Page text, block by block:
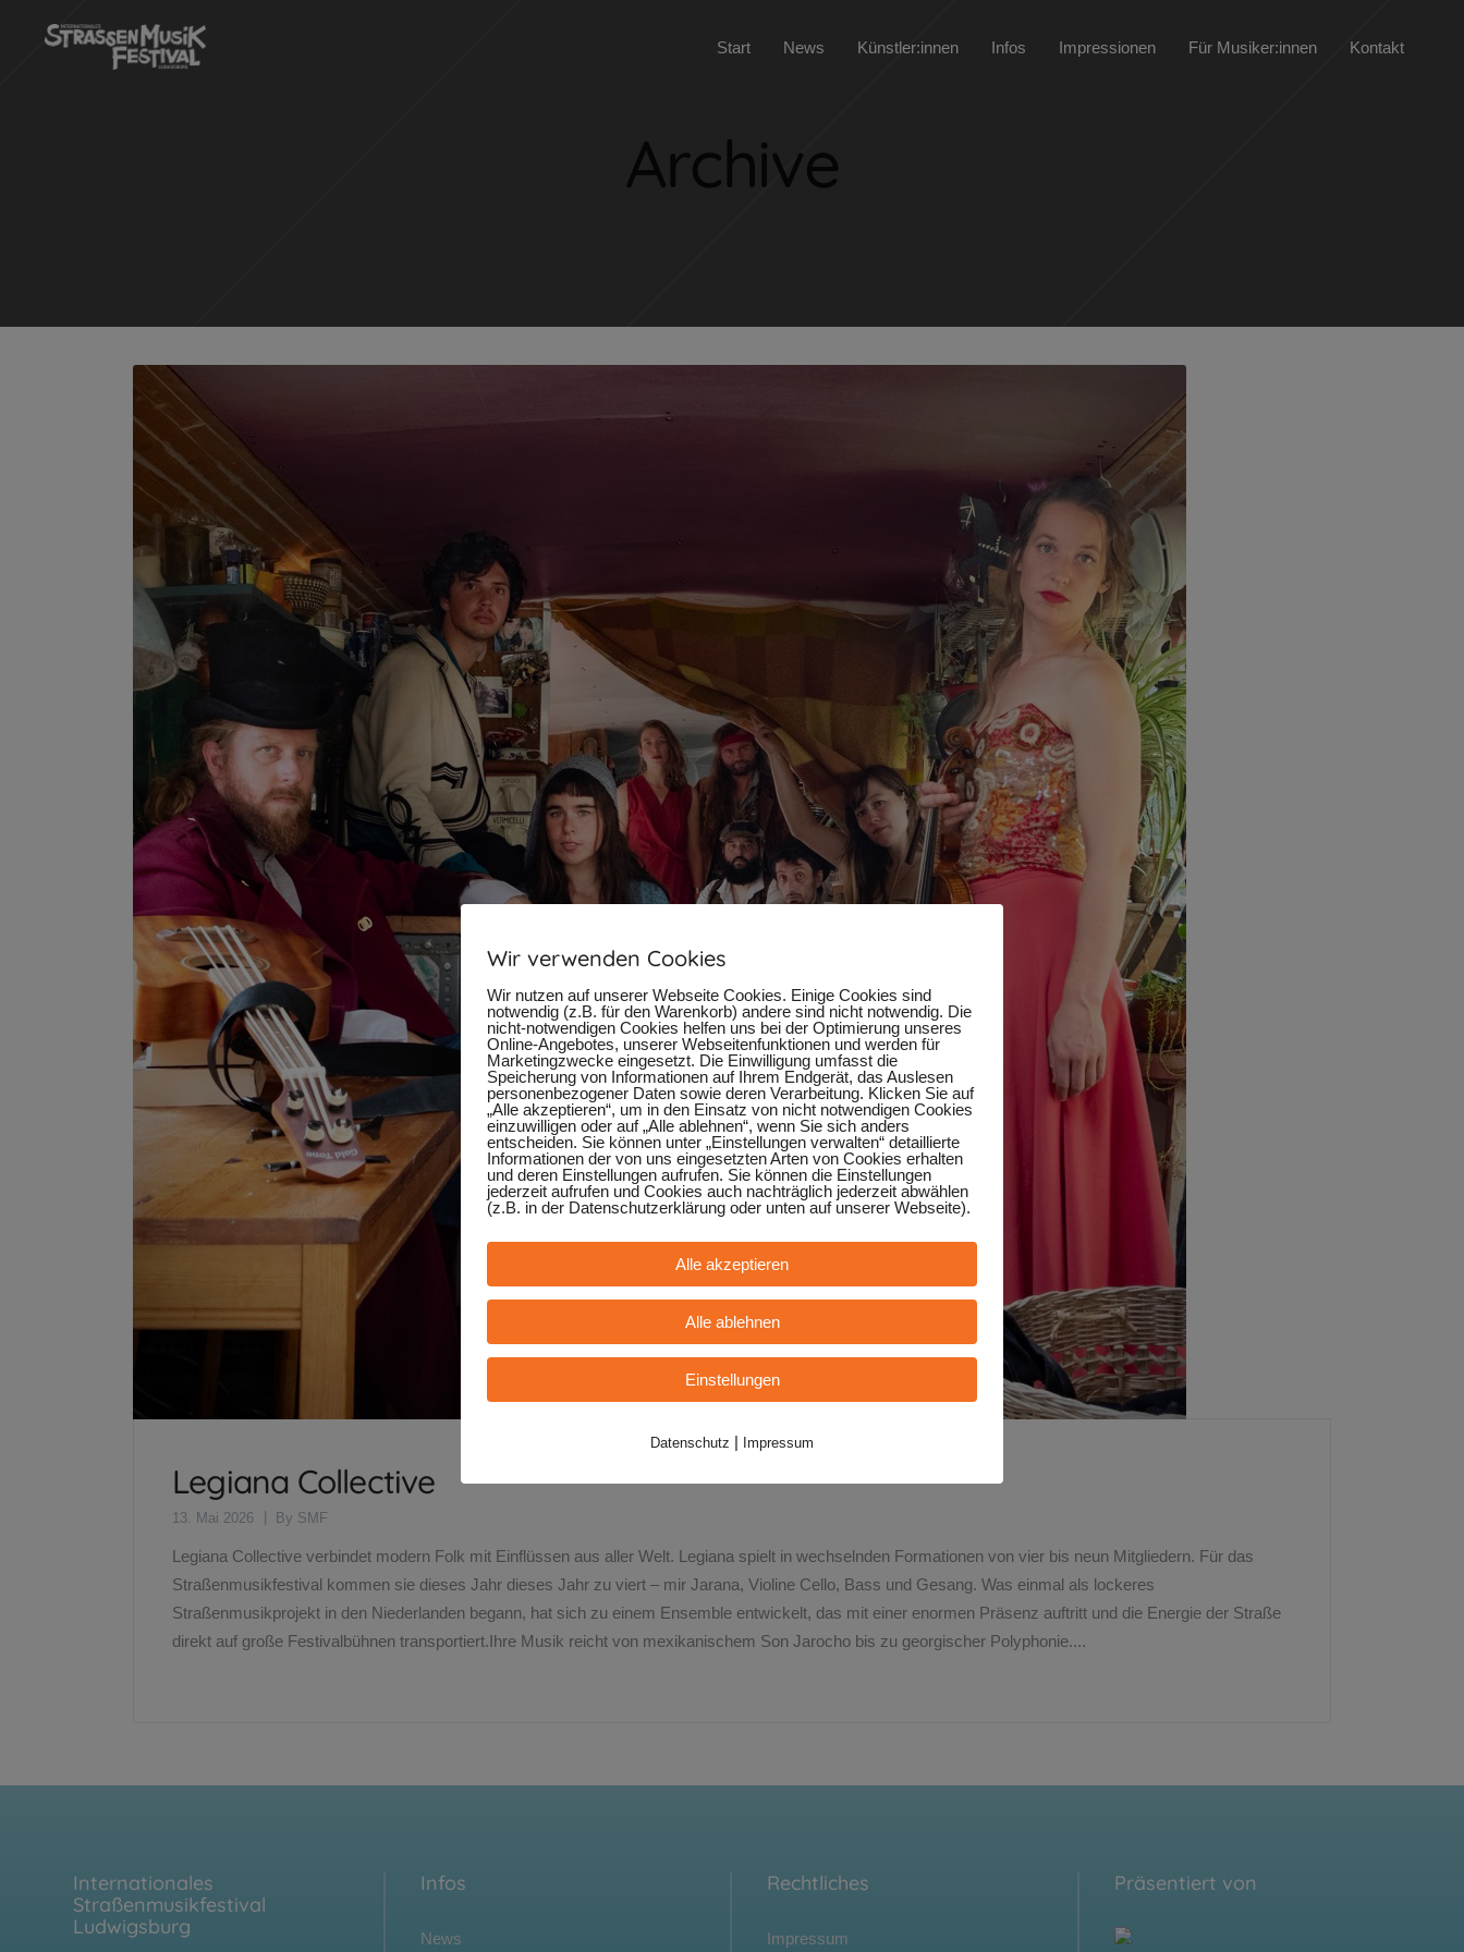
Start News Künstler:innen Infos Impressionen Für Musiker:innen Kontakt
Archive
Legiana Collective
13. Mai 2026 By SMF
Legiana Collective verbindet modern Folk mit Einflüssen aus aller Welt. Legiana spielt in wechselnden Formationen von vier bis neun Mitgliedern. Für das
Straßenmusikfestival kommen sie dieses Jahr dieses Jahr zu viert – mir Jarana, Violine Cello, Bass und Gesang. Was einmal als lockeres
Straßenmusikprojekt in den Niederlanden begann, hat sich zu einem Ensemble entwickelt, das mit einer enormen Präsenz auftritt und die Energie der Straße
direkt auf große Festivalbühnen transportiert.Ihre Musik reicht von mexikanischem Son Jarocho bis zu georgischer Polyphonie....
Internationales
Straßenmusikfestival
Ludwigsburg
Infos
News
Rechtliches
Impressum
Präsentiert von
Wir verwenden Cookies
Wir nutzen auf unserer Webseite Cookies. Einige Cookies sind
notwendig (z.B. für den Warenkorb) andere sind nicht notwendig. Die
nicht-notwendigen Cookies helfen uns bei der Optimierung unseres
Online-Angebotes, unserer Webseitenfunktionen und werden für
Marketingzwecke eingesetzt. Die Einwilligung umfasst die
Speicherung von Informationen auf Ihrem Endgerät, das Auslesen
personenbezogener Daten sowie deren Verarbeitung. Klicken Sie auf
„Alle akzeptieren“, um in den Einsatz von nicht notwendigen Cookies
einzuwilligen oder auf „Alle ablehnen“, wenn Sie sich anders
entscheiden. Sie können unter „Einstellungen verwalten“ detaillierte
Informationen der von uns eingesetzten Arten von Cookies erhalten
und deren Einstellungen aufrufen. Sie können die Einstellungen
jederzeit aufrufen und Cookies auch nachträglich jederzeit abwählen
(z.B. in der Datenschutzerklärung oder unten auf unserer Webseite).
Alle akzeptieren
Alle ablehnen
Einstellungen
Datenschutz | Impressum